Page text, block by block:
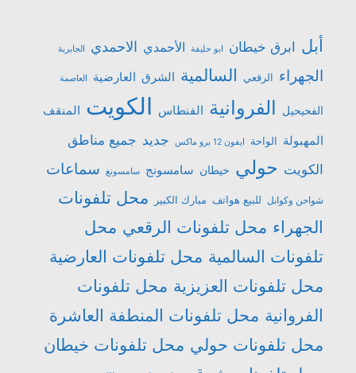
أبل ابرق خيطان ابو حليفة الأحمدي الاحمدي الجابرية
الجهراء الرقعي السالمية الشرق العارضية العاصمة
الفحيحيل الفروانية الفنطاس الكويت المنقف
المهبولة الواحة ايفون 12 برو ماكس جديد جميع مناطق
الكويت حولي خيطان سامسونج سامسونغ سماعات
شواحن وكوابل للبيع هواتف مبارك الكبير
محل تلفونات
الجهراء محل تلفونات الرقعي محل
تلفونات السالمية محل تلفونات العارضية
محل تلفونات العزيزية محل تلفونات
الفروانية محل تلفونات المنطفة العاشرة
محل تلفونات حولي محل تلفونات خيطان